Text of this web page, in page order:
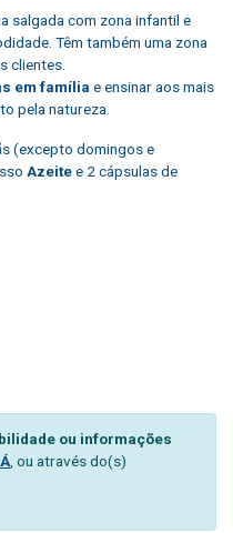
salgada com zona infantil e
Têm também uma zona
clientes.
em família e ensinar aos mais
pela natureza.
(excepto domingos e
Azeitee 2 cápsulas de
ou informações
, ou através do(s)